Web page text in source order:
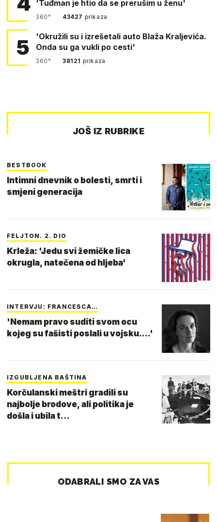
'Tuđman je htio da se prerušim u ženu'
360° 43427 prikaza
5
'Okružili su i izrešetali auto Blaža Kraljevića.
Onda su ga vukli po cesti'
360° 38121 prikaza
JOŠ IZ RUBRIKE
BESTBOOK
Intimni dnevnik o bolesti, smrti i
smjeni generacija
FELJTON. 2. DIO
Krleža: 'Jedu svi žemičke lica
okrugla, natečena od hljeba'
INTERVJU: FRANCESCA…
'Nemam pravo suditi svom ocu
kojeg su fašisti poslali u vojsku....'
IZGUBLJENA BAŠTINA
Korčulanski meštri gradili su
najbolje brodove, ali politika je
došla i ubila t…